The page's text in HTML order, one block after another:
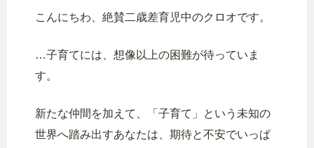
こんにちわ、絶賛二歳差育児中のクロオです。
…子育てには、想像以上の困難が待っていま
す。
新たな仲間を加えて、「子育て」という未知の
世界へ踏み出すあなたは、期待と不安でいっぱ